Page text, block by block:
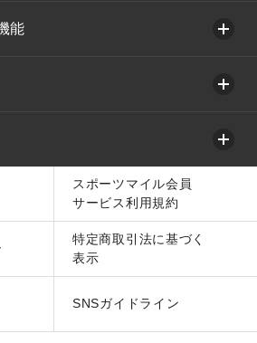
能
スポーツマイル会員
サービス利用規約
特定商取引法に基づく
表示
SNSガイドライン